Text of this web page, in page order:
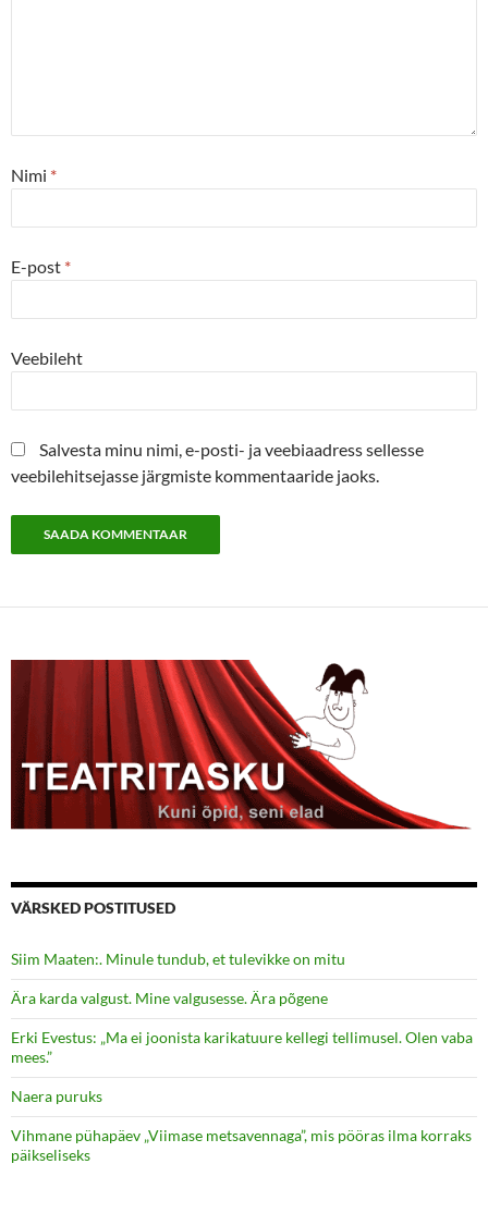
Nimi *
E-post *
Veebileht
Salvesta minu nimi, e-posti- ja veebiaadress sellesse
veebilehitsejasse järgmiste kommentaaride jaoks.
VÄRSKED POSTITUSED
Siim Maaten:. Minule tundub, et tulevikke on mitu
Ära karda valgust. Mine valgusesse. Ära põgene
Erki Evestus: „Ma ei joonista karikatuure kellegi tellimusel. Olen vaba
mees.”
Naera puruks
Vihmane pühapäev „Viimase metsavennaga”, mis pööras ilma korraks
päikseliseks